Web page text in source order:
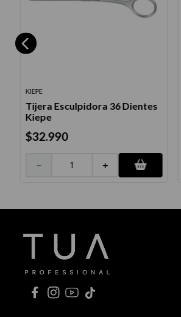
KIEPE
Tijera Esculpidora 36 Dientes
Kiepe
$32.990
＋
－